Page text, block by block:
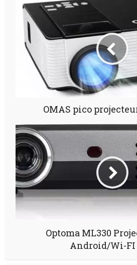
OMAS pico
Optoma ML330
Android/Wi-FI